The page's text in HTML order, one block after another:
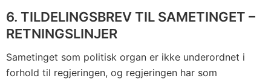
6. TILDELINGSBREV TIL SAMETINGET –
RETNINGSLINJER
Sametinget som politisk organ er ikke underordnet i
forhold til regjeringen, og regjeringen har som